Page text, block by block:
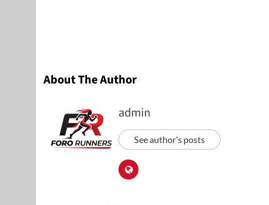
About The Author
admin
See author's posts